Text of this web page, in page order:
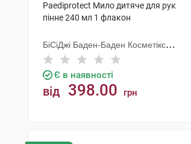
Paediprotect Мило дитяче для рук
пінне 240 мл 1 флакон
БіСіДжі Баден-Баден Косметікс
Груп Гмбх
Є в наявності
від 398.00 грн